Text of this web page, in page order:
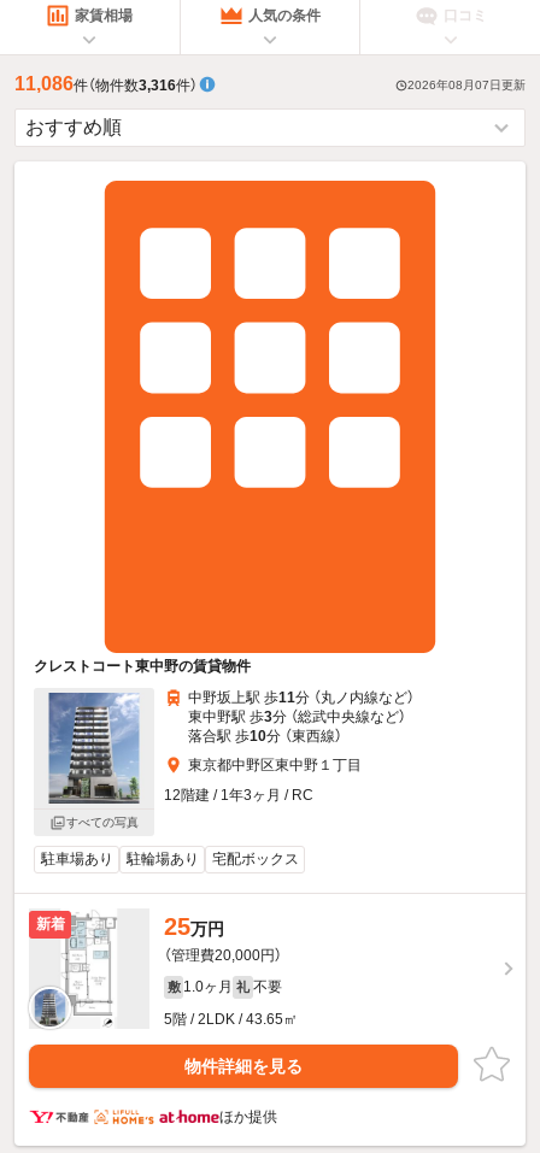
指定した賃料で絞り込む
家賃相場 人気の条件 口コミ
11,086件（物件数3,316件） 2026年08月07日更新
クレストコート東中野の賃貸物件
すべての写真
中野坂上駅 歩11分 （丸ノ内線など）
東中野駅 歩3分 （総武中央線など）
落合駅 歩10分 （東西線）
東京都中野区東中野１丁目
12階建 / 1年3ヶ月 / RC
駐車場あり 駐輪場あり 宅配ボックス
新着 25万円
（管理費20,000円）
敷 1.0ヶ月 礼 不要
5階 / 2LDK / 43.65㎡
物件詳細を見る
ほか提供